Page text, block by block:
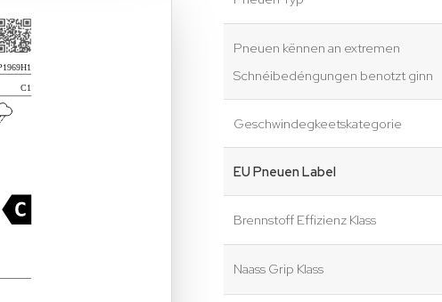
Pneuen kënnen an extremen
Schnéibedéngungen benotzt ginn
Geschwindegkeetskategorie
EU Pneuen Label
Brennstoff Effizienz Klass
Naass Grip Klass